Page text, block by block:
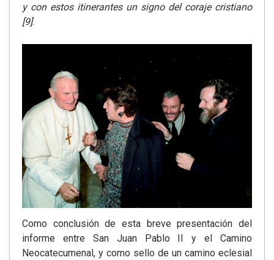
y con estos itinerantes un signo del coraje cristiano
[9].
Como conclusión de esta breve presentación del
informe entre San Juan Pablo II y el Camino
Neocatecumenal, y como sello de un camino eclesial